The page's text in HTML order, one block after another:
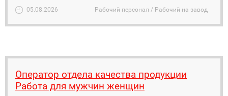
05.08.2026 Рабочий персонал / Рабочий на завод
Оператор отдела качества продукции
Работа для мужчин женщин